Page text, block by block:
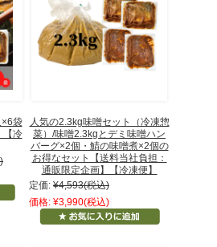
袋
【冷
人気の2.3kg味噌セット（冷凍惣
菜）/味噌2.3kgとデミ味噌ハン
バーグ×2個・鯖の味噌煮×2個の
お得なセット【送料当社負担：
通販限定企画】【冷凍便】
定価: ¥4,593(税込)
価格: ¥3,990(税込)